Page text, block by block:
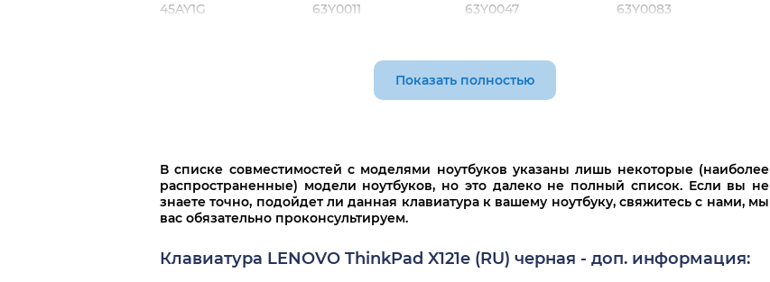
45AY1G 63Y0011 63Y0047 63Y0083
Показать полностью
В списке совместимостей с моделями ноутбуков указаны лишь некоторые (наиболее
распространенные) модели ноутбуков, но это далеко не полный список. Если вы не
знаете точно, подойдет ли данная клавиатура к вашему ноутбуку, свяжитесь с нами, мы
вас обязательно проконсультируем.
Клавиатура LENOVO ThinkPad X121e (RU) черная - доп. информация: